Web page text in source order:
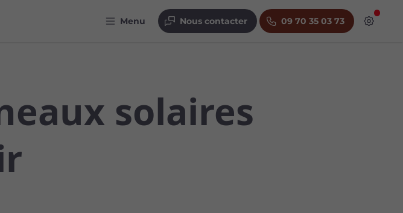
Menu Nous contacter 09 70 35 03 73
solaires